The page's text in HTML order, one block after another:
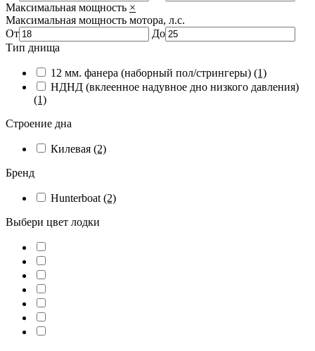
Максимальная мощность ×
Максимальная мощность мотора, л.с.
От
До
Тип днища
12 мм. фанера (наборный пол/стрингеры) (1)
НДНД (вклеенное надувное дно низкого давления)
(1)
Строение дна
Килевая (2)
Бренд
Hunterboat (2)
Выбери цвет лодки